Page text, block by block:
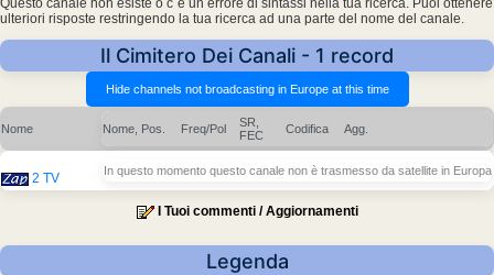
Questo canale non esiste o c´è un errore di sintassi nella tua ricerca. Puoi ottenere
ulteriori risposte restringendo la tua ricerca ad una parte del nome del canale.
Il Cimitero Dei Canali - 1 record
Nome Nome, Pos. Freq/Pol
SR,
FEC
Codifica Agg.
2 TV In questo momento questo canale non è trasmesso da satellite in Europa
I Tuoi commenti / Aggiornamenti
Legenda